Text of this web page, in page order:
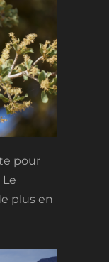
pour
plus en